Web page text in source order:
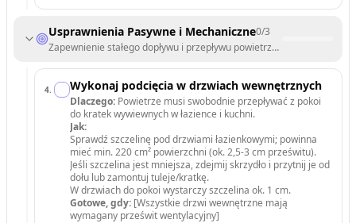
Usprawnienia Pasywne i Mechaniczne0/3
Zapewnienie stałego dopływu i przepływu powietrza między
4. Wykonaj podcięcia w drzwiach wewnętrznych
Dlaczego: Powietrze musi swobodnie przepływać z pokoi
do kratek wywiewnych w łazience i kuchni.
Jak:
Sprawdź szczelinę pod drzwiami łazienkowymi; powinna
mieć min. 220 cm² powierzchni (ok. 2,5-3 cm prześwitu).
Jeśli szczelina jest mniejsza, zdejmij skrzydło i przytnij je od
dołu lub zamontuj tuleje/kratkę.
W drzwiach do pokoi wystarczy szczelina ok. 1 cm.
Gotowe, gdy: [Wszystkie drzwi wewnętrzne mają
wymagany prześwit wentylacyjny]